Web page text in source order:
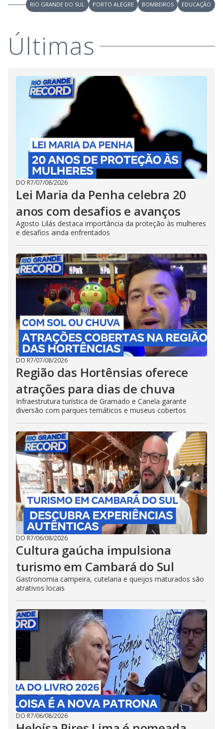
RIO GRANDE DO SUL PORTO ALEGRE BOMBEIROS EDUCAÇÃO
Últimas
DO R7/07/08/2026
Lei Maria da Penha celebra 20
anos com desafios e avanços
Agosto Lilás destaca importância da proteção às mulheres
e desafios ainda enfrentados
DO R7/07/08/2026
Região das Hortênsias oferece
atrações para dias de chuva
Infraestrutura turística de Gramado e Canela garante
diversão com parques temáticos e museus cobertos
DO R7/06/08/2026
Cultura gaúcha impulsiona
turismo em Cambará do Sul
Gastronomia campeira, cutelaria e queijos maturados são
atrativos locais
DO R7/06/08/2026